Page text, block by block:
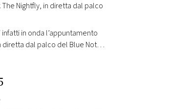
in onda l’appuntamento
diretta dal palco del Blue Note
quando aprì…